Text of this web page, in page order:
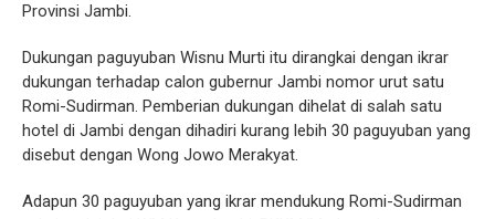
Provinsi Jambi.
Dukungan paguyuban Wisnu Murti itu dirangkai dengan ikrar
dukungan terhadap calon gubernur Jambi nomor urut satu
Romi-Sudirman. Pemberian dukungan dihelat di salah satu
hotel di Jambi dengan dihadiri kurang lebih 30 paguyuban yang
disebut dengan Wong Jowo Merakyat.
Adapun 30 paguyuban yang ikrar mendukung Romi-Sudirman